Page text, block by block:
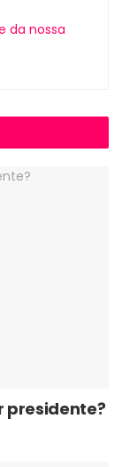
da nossa
presidente?